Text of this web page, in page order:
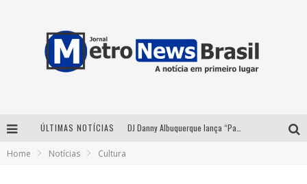
ÚLTIMAS NOTÍCIAS
Home Notícias Cultura